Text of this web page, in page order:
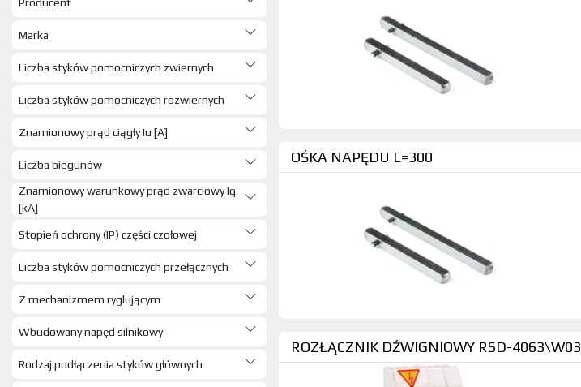
KANLUX (20)
EFEN (14)
OSP. INSTALACYJNY (5032)
OSP. STEROWNICZY (1344)
OSP. ODGROMOWY (937)
OSP. ALARMOWY (657)
ROZDZ. SKRZY. ZŁĄCZ. SZAFY (2392)
RURY I OSPRZĘT (1401)
PUSZKI (624)
SŁUPY OŚWIETLENIOWE I OSPRZĘT
ŹRÓDŁA ŚWIATŁA (1373)
WENTY. GRZEJ. MATY (525)
Marka
Liczba styków pomocniczych zwiernych
Liczba styków pomocniczych rozwiernych
Znamionowy prąd ciągły Iu [A]
Liczba biegunów
Znamionowy warunkowy prąd zwarciowy Iq
[kA]
Stopień ochrony (IP) części czołowej
Liczba styków pomocniczych przełącznych
Z mechanizmem ryglującym
Wbudowany napęd silnikowy
Rodzaj podłączenia styków głównych
OŚKA NAPĘDU L=300
ROZŁĄCZNIK DŹWIGNIOWY RSD-4063\W03